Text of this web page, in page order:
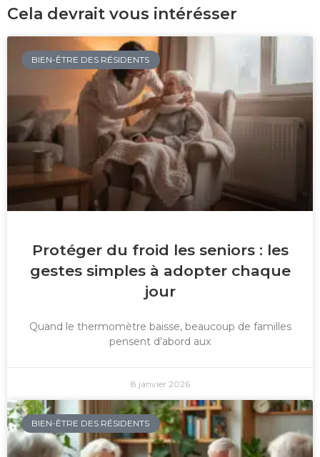
Cela devrait vous intérésser
BIEN-ÊTRE DES RÉSIDENTS
Protéger du froid les seniors : les
gestes simples à adopter chaque
jour
Quand le thermomètre baisse, beaucoup de familles
pensent d’abord aux
8 janvier 2026
BIEN-ÊTRE DES RÉSIDENTS